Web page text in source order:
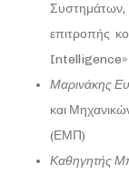
Συστημάτων,
επιτροπής
Intelligence»
Μαρινάκης
και
(ΕΜΠ)
Καθηγητής